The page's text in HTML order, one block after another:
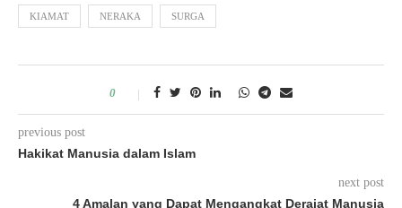
KIAMAT NERAKA SURGA
0
previous post
Hakikat Manusia dalam Islam
next post
4 Amalan yang Dapat Mengangkat Derajat Manusia